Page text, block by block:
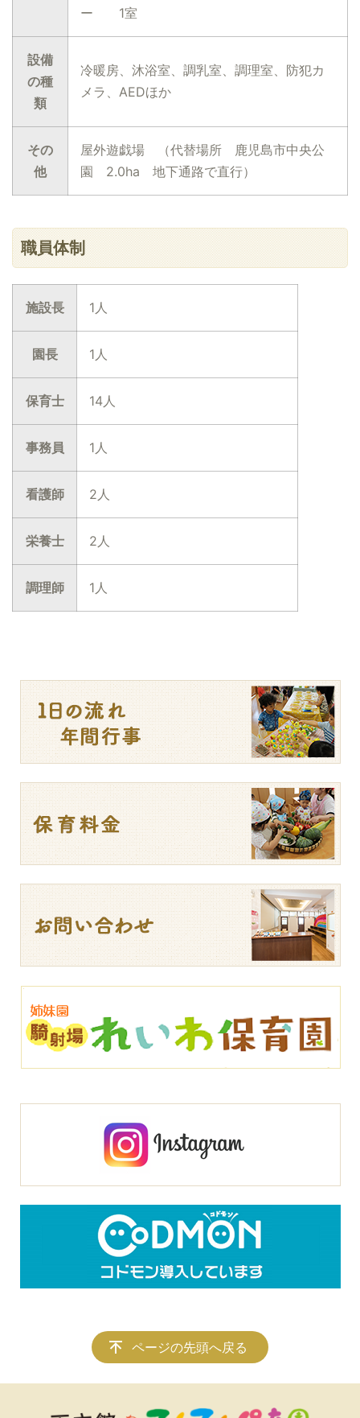
ー 1室
設備
の種
類
冷暖房、沐浴室、調乳室、調理室、防犯カ
メラ、AEDほか
その
他
屋外遊戯場 （代替場所 鹿児島市中央公
園 2.0ha 地下通路で直行）
職員体制
施設長 1人
園長 1人
保育士 14人
事務員 1人
看護師 2人
栄養士 2人
調理師 1人
ページの先頭へ戻る